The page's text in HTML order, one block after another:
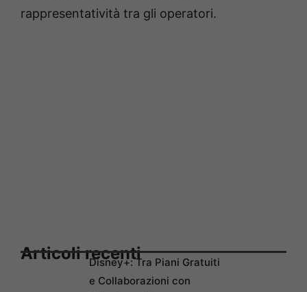
rappresentatività tra gli operatori.
Articoli recentiDisney+: Tra Piani Gratuiti
e Collaborazioni con